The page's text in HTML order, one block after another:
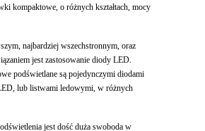
kompaktowe, o różnych kształtach, mocy
najbardziej wszechstronnym, oraz
jest zastosowanie diody LED.
podświetlane są pojedynczymi diodami
lub listwami ledowymi, w różnych
jest dość duża swoboda w